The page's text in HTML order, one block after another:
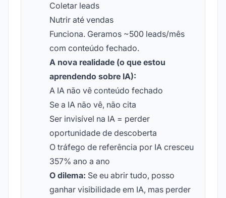
Coletar leads
Nutrir até vendas
Funciona. Geramos ~500 leads/mês
com conteúdo fechado.
A nova realidade (o que estou
aprendendo sobre IA):
A IA não vê conteúdo fechado
Se a IA não vê, não cita
Ser invisível na IA = perder
oportunidade de descoberta
O tráfego de referência por IA cresceu
357% ano a ano
O dilema: Se eu abrir tudo, posso
ganhar visibilidade em IA, mas perder